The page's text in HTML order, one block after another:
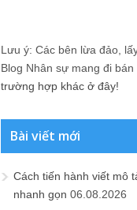
Lưu ý: Các bên lừa đảo,
Blog Nhân sự mang đi bán
trường hợp khác ở đây!
Bài viết mới
Cách tiến hành viết mô
nhanh gọn 06.08.2026